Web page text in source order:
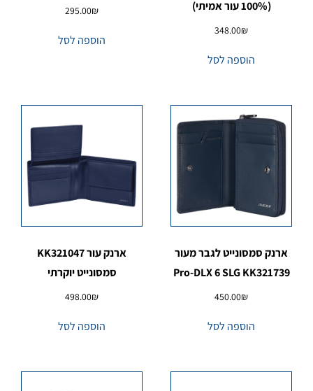
(100% עור אמיתי)
348.00₪
הוספה לסל
295.00₪
הוספה לסל
ארנק סמסונייט לגבר מעור
Pro-DLX 6 SLG KK321739
450.00₪
הוספה לסל
ארנק עור KK321047
סמסונייט יוקרתי
498.00₪
הוספה לסל